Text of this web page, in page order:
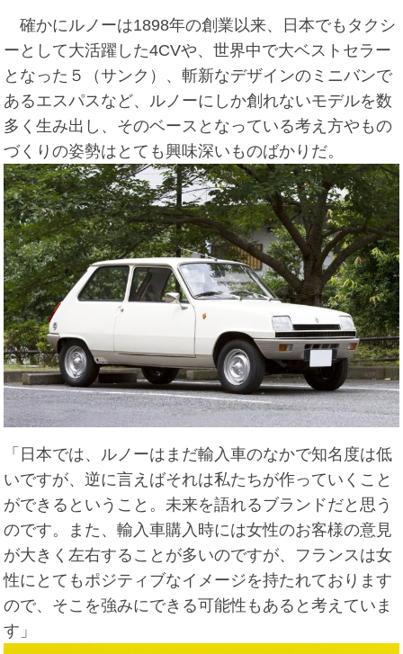
確かにルノーは1898年の創業以来、日本でもタクシ
ーとして大活躍した4CVや、世界中で大ベストセラー
となった５（サンク）、斬新なデザインのミニバンで
あるエスパスなど、ルノーにしか創れないモデルを数
多く生み出し、そのベースとなっている考え方やもの
づくりの姿勢はとても興味深いものばかりだ。
「日本では、ルノーはまだ輸入車のなかで知名度は低
いですが、逆に言えばそれは私たちが作っていくこと
ができるということ。未来を語れるブランドだと思う
のです。また、輸入車購入時には女性のお客様の意見
が大きく左右することが多いのですが、フランスは女
性にとてもポジティブなイメージを持たれております
ので、そこを強みにできる可能性もあると考えていま
す」